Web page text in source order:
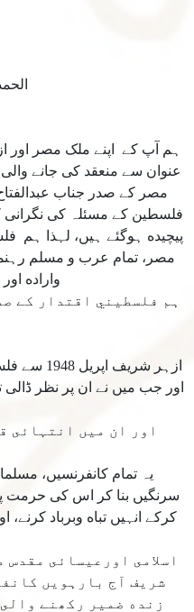
ہم آپ كے اپنے ملک مصر
عنوان سے منعقد كى جانے
مصر كے صدر جناب
فلسطين كے مسئلہ كى نگرانى
پيچيده ہوگئے ہيں، لہذا ہم
مصر، تمام عرب و مسلم
واراده
ہم فلسطيني اقتدار كے
ازہر
اور ان ميں انتہائى
يہ تمام كانفرنسيں،
سرنگيں بنا كر اس كى حرمت
كركے انہيں تباه وبرباد
اسلامى اورعيسائى
شريف آج بارہويں
زنده ضمير ركھنے